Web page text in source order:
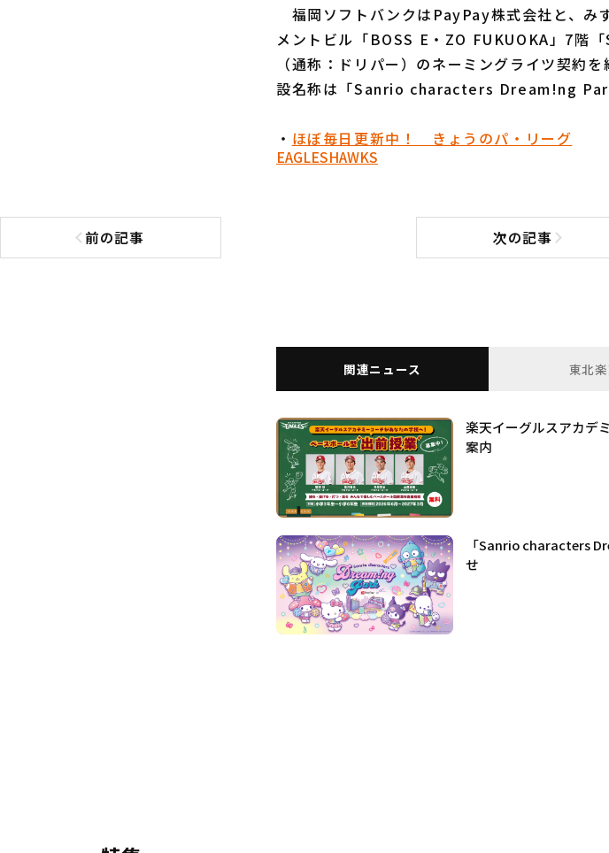
福岡ソフトバンクはPayPay株式会社と、み
メントビル「BOSS E・ZO FUKUOKA」7
（通称：ドリパー）のネーミングライツ契約
設名称は「Sanrio characters Dream!ng
・ ほぼ毎日更新中！ きょうのパ・リーグ
EAGLESHAWKS
前の記事
前の記事へ 次の記事次の記事へ
関連ニュース 東北
楽天イーグルスアカデ
案内
「Sanrio characters
せ